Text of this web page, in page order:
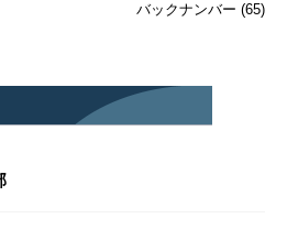
バックナンバー (65)